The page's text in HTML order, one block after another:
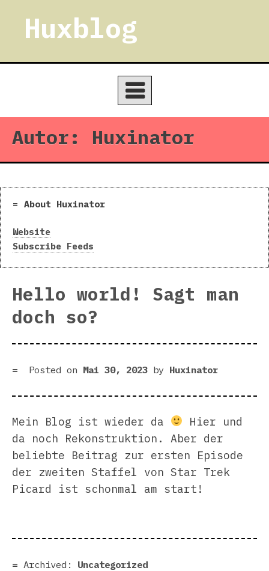
contentHuxblog
Autor: Huxinator
About Huxinator
Website
Subscribe Feeds
Hello world! Sagt man
doch so?
Posted on Mai 30, 2023 by Huxinator
Mein Blog ist wieder da
Hier und
da noch Rekonstruktion. Aber der
beliebte Beitrag zur ersten Episode
der zweiten Staffel von Star Trek
Picard ist schonmal am start!
Archived: Uncategorized